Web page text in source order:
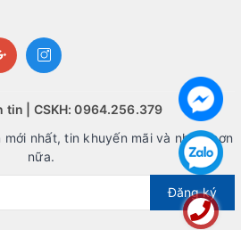
là một màn hình tuyệt vời cho
và chơi game. Với độ phân giải
độ làm mới 165Hz, màn hình này sẽ
tin | CSKH: 0964.256.379
nhất, tin khuyến mãi và nhiều hơn
nữa.
Đăng ký